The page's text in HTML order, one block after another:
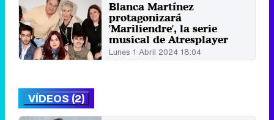
Blanca Martínez
protagonizará
'Mariliendre', la serie
musical de Atresplayer
Lunes 1 Abril 2024 18:04
VÍDEOS (2)